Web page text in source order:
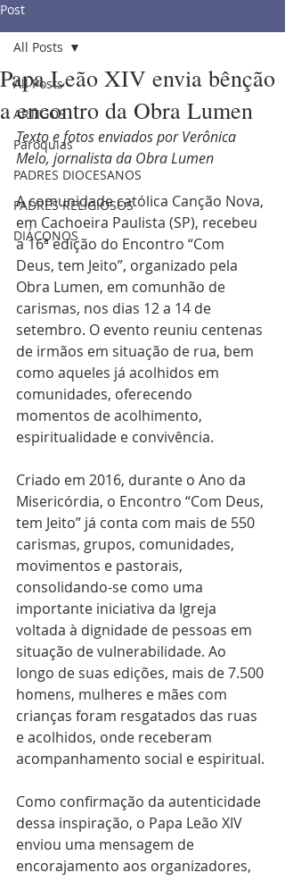
Post
All Posts
ARTIGOS
Paróquias
PADRES DIOCESANOS
PADRES RELIGIOSOS
DIÁCONOS
All Posts
Papa Leão XIV envia bênção
a encontro da Obra Lumen
Texto e fotos enviados por Verônica
Melo, jornalista da Obra Lumen
A comunidade católica Canção Nova,
em Cachoeira Paulista (SP), recebeu
a 16ª edição do Encontro “Com
Deus, tem Jeito”, organizado pela
Obra Lumen, em comunhão de
carismas, nos dias 12 a 14 de
setembro. O evento reuniu centenas
de irmãos em situação de rua, bem
como aqueles já acolhidos em
comunidades, oferecendo
momentos de acolhimento,
espiritualidade e convivência.
Criado em 2016, durante o Ano da
Misericórdia, o Encontro “Com Deus,
tem Jeito” já conta com mais de 550
carismas, grupos, comunidades,
movimentos e pastorais,
consolidando-se como uma
importante iniciativa da Igreja
voltada à dignidade de pessoas em
situação de vulnerabilidade. Ao
longo de suas edições, mais de 7.500
homens, mulheres e mães com
crianças foram resgatados das ruas
e acolhidos, onde receberam
acompanhamento social e espiritual.
Como confirmação da autenticidade
dessa inspiração, o Papa Leão XIV
enviou uma mensagem de
encorajamento aos organizadores,